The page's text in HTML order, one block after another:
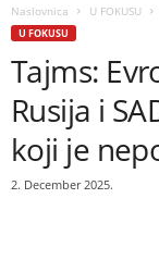
Naslovnica U FOKUSU
U FOKUSU
Tajms:
Rusija i
koji je
2. December 2025.